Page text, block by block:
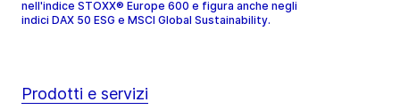
nell'indice STOXX® Europe 600 e figura anche negli
indici DAX 50 ESG e MSCI Global Sustainability.
Prodotti e servizi